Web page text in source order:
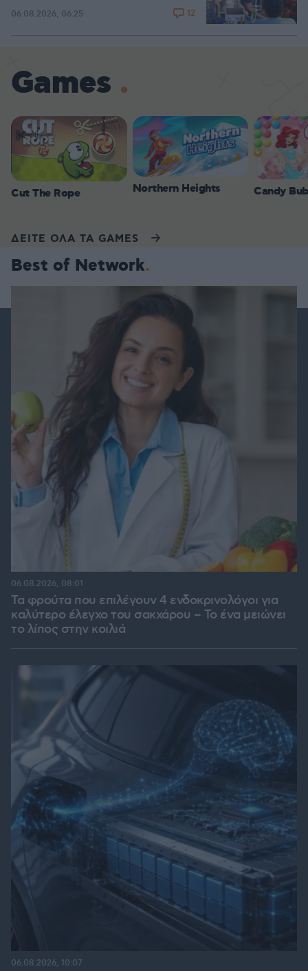
06.08.2026, 06:25 12
Games
Cut The Rope Northern Heights Candy
ΔΕΙΤΕ ΟΛΑ ΤΑ GAMES
Best of Network
Τα φρούτα που επιλέγουν 4 ενδοκρινολόγοι για
καλύτερο έλεγχο του σακχάρου – Το ένα μειώνει
το λίπος στην κοιλιά
06.08.2026, 08:01
06.08.2026, 10:07